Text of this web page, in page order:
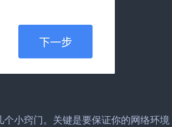
小窍门。关键是要保证你的网络环境